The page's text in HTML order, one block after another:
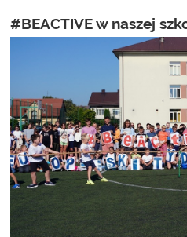
#BEACTIVE w naszej